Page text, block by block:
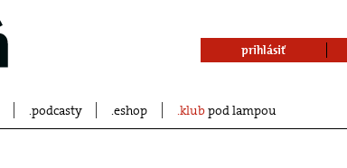
podcasty eshop klubpod lampou
prihlásiť